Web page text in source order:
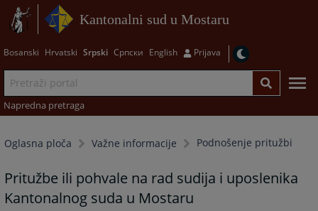
Kantonalni sud u Mostaru
Bosanski Hrvatski Srpski Српски English Prijava
Napredna pretraga
Oglasna ploča Važne informacije Podnošenje pritužbi
Pritužbe ili pohvale na rad sudija i uposlenika
Kantonalnog suda u Mostaru